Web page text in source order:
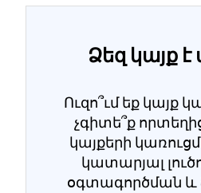
Ձեզ կայք է
Ուզո՞ւմ եք կայք
չգիտե՞ք
կայքերի
կատարյալ
օգտագործման և